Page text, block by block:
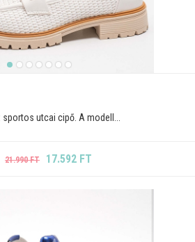
utcai cipő. A modell...
21.990 FT 17.592 FT